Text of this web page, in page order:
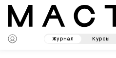
Журнал Курсы